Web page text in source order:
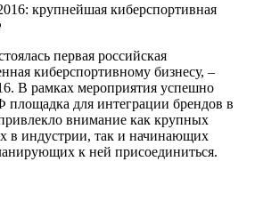
первая российская
киберспортивному бизнесу, –
В рамках мероприятия успешно
площадка для интеграции брендов в
внимание как крупных
в индустрии, так и начинающих
к ней присоединиться.